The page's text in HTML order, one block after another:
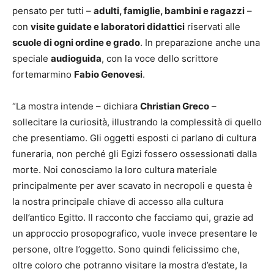
pensato per tutti – adulti, famiglie, bambini e ragazzi –
con visite guidate elaboratori didattici riservati alle
scuole di ogni ordine e grado. In preparazione anche una
speciale audioguida, con la voce dello scrittore
fortemarmino Fabio Genovesi.
“La mostra intende – dichiara Christian Greco –
sollecitare la curiosità, illustrando la complessità di quello
che presentiamo. Gli oggetti esposti ci parlano di cultura
funeraria, non perché gli Egizi fossero ossessionati dalla
morte. Noi conosciamo la loro cultura materiale
principalmente per aver scavato in necropoli e questa è
la nostra principale chiave di accesso alla cultura
dell’antico Egitto. Il racconto che facciamo qui, grazie ad
un approccio prosopografico, vuole invece presentare le
persone, oltre l’oggetto. Sono quindi felicissimo che,
oltre coloro che potranno visitare la mostra d’estate, la